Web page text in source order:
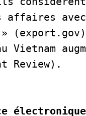
affaires
Review).